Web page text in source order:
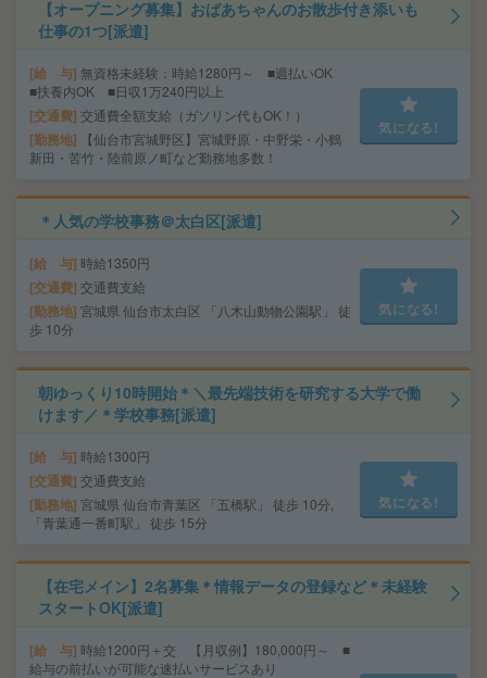
【オープニング募集】おばあちゃんのお散歩付き添いも
仕事の1つ[派遣]
給 与 無資格未経験：時給1280円～ ■週払いOK
■扶養内OK ■日収1万240円以上
交通費 交通費全額支給（ガソリン代もOK！）
勤務地
【仙台市宮城野区】宮城野原・中野栄・小鶴
新田・苦竹・陸前原ノ町など勤務地多数！
気になる!
＊人気の学校事務＠太白区[派遣]
給 与 時給1350円
交通費 交通費支給
勤務地 宮城県 仙台市太白区 「八木山動物公園駅」 徒
歩 10分
気になる!
朝ゆっくり10時開始＊＼最先端技術を研究する大学で働
けます／＊学校事務[派遣]
給 与 時給1300円
交通費 交通費支給
勤務地 宮城県 仙台市青葉区 「五橋駅」 徒歩 10分,
「青葉通一番町駅」 徒歩 15分
気になる!
【在宅メイン】2名募集＊情報データの登録など＊未経験
スタートOK[派遣]
給 与 時給1200円＋交 【月収例】180,000円～ ■
給与の前払いが可能な速払いサービスあり